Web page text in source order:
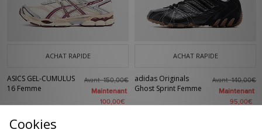
ACHAT RAPIDE
ASICS GEL-CUMULUS
16 Femme
Avant150,00€
Maintenant
100,00€
ACHAT RAPIDE
adidas Originals
Ghost Sprint Femme
Avant140,00€
Maintenant
95,00€
Cookies